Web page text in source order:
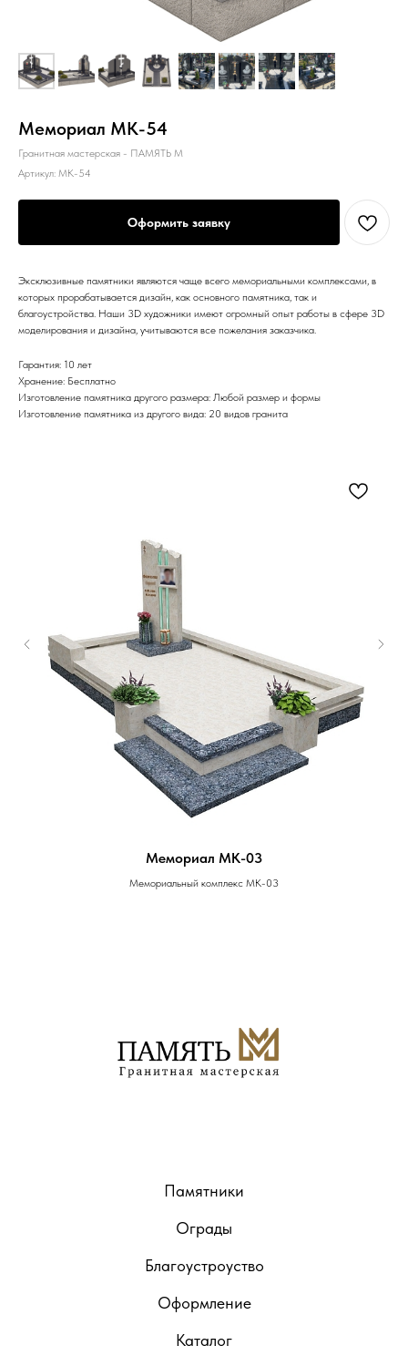
Мемориал MK-54
Гранитная мастерская - ПАМЯТЬ М
Артикул: MK-54
Оформить заявку
Эксклюзивные памятники являются чаще всего мемориальными комплексами, в
которых прорабатывается дизайн, как основного памятника, так и
благоустройства. Наши 3D художники имеют огромный опыт работы в сфере 3D
моделирования и дизайна, учитываются все пожелания заказчика.
Гарантия: 10 лет
Хранение: Бесплатно
Изготовление памятника другого размера: Любой размер и формы
Изготовление памятника из другого вида: 20 видов гранита
Мемориал MK-03
Мемориальный комплекс MK-03
Памятники
Ограды
Благоустроуство
Оформление
Каталог